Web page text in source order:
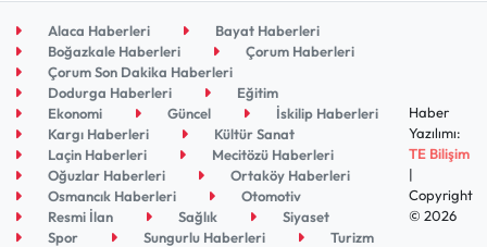
Alaca Haberleri
Bayat Haberleri
Boğazkale Haberleri
Çorum Haberleri
Çorum Son Dakika Haberleri
Dodurga Haberleri
Eğitim
Ekonomi
Güncel
İskilip Haberleri
Kargı Haberleri
Kültür Sanat
Laçin Haberleri
Mecitözü Haberleri
Oğuzlar Haberleri
Ortaköy Haberleri
Osmancık Haberleri
Otomotiv
Resmi İlan
Sağlık
Siyaset
Spor
Sungurlu Haberleri Turizm
Haber
Yazılımı:
TE Bilişim
|
Copyright
© 2026